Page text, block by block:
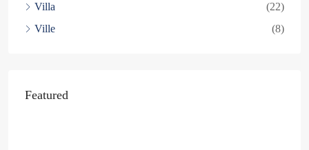
Villa
(22)
Ville
(8)
Featured